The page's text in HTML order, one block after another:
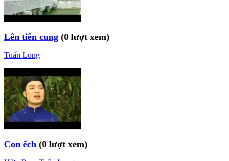
Lên tiên cung (0 lượt xem)
Tuấn Long
Con ếch (0 lượt xem)